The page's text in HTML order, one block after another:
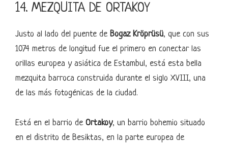
14. MEZQUITA DE ORTAKOY
Justo al lado del puente de Bogaz Kröprüsü, que con sus
1074 metros de longitud fue el primero en conectar las
orillas europea y asiática de Estambul, está esta bella
mezquita barroca construida durante el siglo XVIII, una
de las más fotogénicas de la ciudad.
Está en el barrio de Ortakoy, un barrio bohemio situado
en el distrito de Besiktas, en la parte europea de